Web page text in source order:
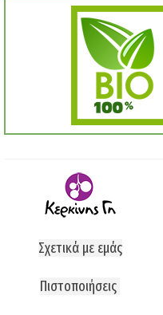
Σχετικά με εμάς
Πιστοποιήσεις